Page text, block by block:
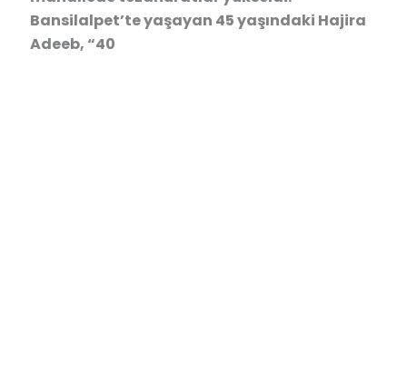
Bansilalpet’te yaşayan 45 yaşındaki Hajira
Adeeb, “40